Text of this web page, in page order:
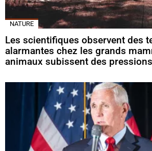
NATURE
Les scientifiques observent des
alarmantes chez les grands
animaux subissent des